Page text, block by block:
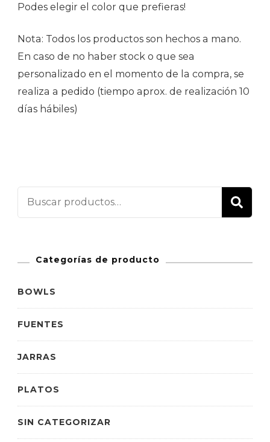
Podes elegir el color que prefieras!
Nota: Todos los productos son hechos a mano.
En caso de no haber stock o que sea
personalizado en el momento de la compra, se
realiza a pedido (tiempo aprox. de realización 10
días hábiles)
Buscar
Categorías de producto
BOWLS
FUENTES
JARRAS
PLATOS
SIN CATEGORIZAR